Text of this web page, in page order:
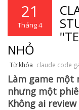
21
Tháng 4
NHỎ
Từ khóa claude code
Làm game một
nhưng một
Không ai